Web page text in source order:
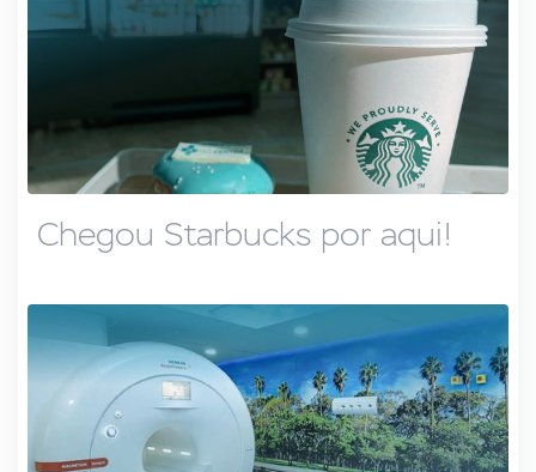
Chegou Starbucks por aqui!